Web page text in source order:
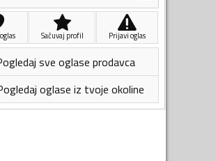
Sačuvaj profil Prijavi oglas
sve oglase prodavca
oglase iz tvoje okoline